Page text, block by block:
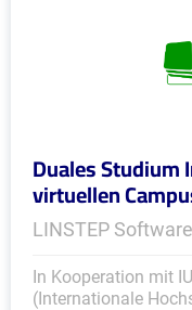
Duales Studium
virtuellen
LINSTEP
In Kooperation mit
(Internationale